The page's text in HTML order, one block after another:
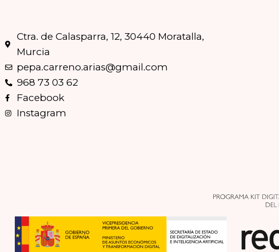
Ctra. de Calasparra, 12, 30440 Moratalla,
Murcia
pepa.carreno.arias@gmail.com
968 73 03 62
Facebook
Instagram